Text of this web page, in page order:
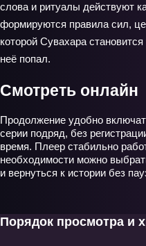
слова и ритуалы действуют
формируются правила сил,
которой Сувахара
неё попал.
Смотреть онлайн
Продолжение удобно
серии подряд, без
время. Плеер стабильно
необходимости можно
и вернуться к истории без
Порядок просмотра и